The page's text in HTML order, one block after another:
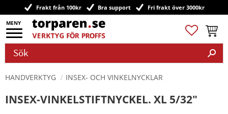
Meny
Frakt från 100kr Bra support Fri frakt över 3000kr
Favoriter
HANDVERKTYG INSEX- OCH VINKELNYCKLAR
INSEX-VINKELSTIFTNYCKEL. XL 5/32"